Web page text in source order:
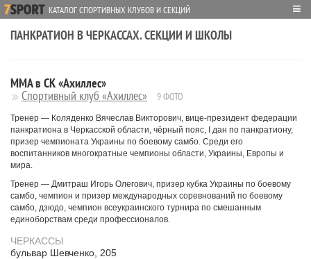
КАТАЛОГ СПОРТИВНЫХ КЛУБОВ И СЕКЦИЙ ≡
ПАНКРАТИОН В ЧЕРКАССАХ. СЕКЦИИ И ШКОЛЫ
MMA в СК «Ахиллес»
Спортивный клуб «Ахиллес» 9 ФОТО
Тренер — Коляденко Вячеслав Викторович, вице-президент федерации
панкратиона в Черкасской области, чёрный пояс, I дан по панкратиону,
призер чемпионата Украины по боевому самбо. Среди его
воспитанников многократные чемпионы области, Украины, Европы и
мира.
Тренер — Дмитраш ​​Игорь Олегович, призер кубка Украины по боевому
самбо, чемпион и призер международных соревнований по боевому
самбо, дзюдо, чемпион всеукраинского турнира по смешанным
единоборствам среди профессионалов.
ЧЕРКАССЫ
бульвар Шевченко, 205